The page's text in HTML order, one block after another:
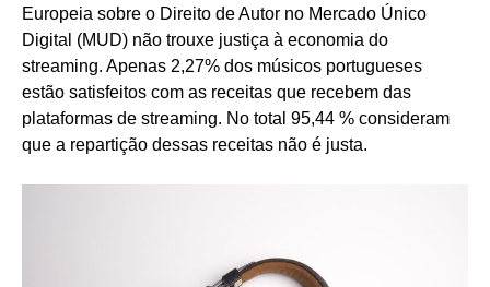
Europeia sobre o Direito de Autor no Mercado Único
Digital (MUD) não trouxe justiça à economia do
streaming. Apenas 2,27% dos músicos portugueses
estão satisfeitos com as receitas que recebem das
plataformas de streaming. No total 95,44 % consideram
que a repartição dessas receitas não é justa.